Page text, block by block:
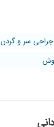
سر و گردن